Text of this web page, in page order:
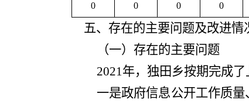
0 0 0 0
五、存在的主要问题及改进情
（一）存在的主要问题
2021年， 独田乡按期完成
一是政府信息公开工作质